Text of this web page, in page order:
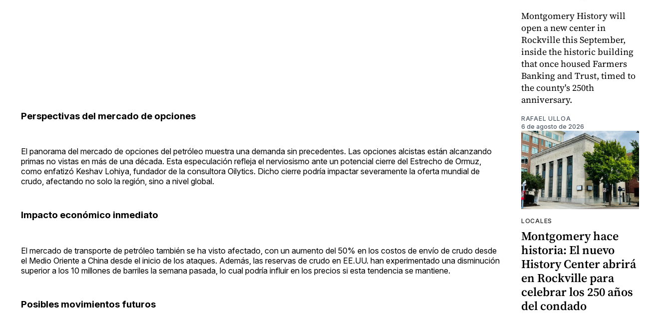
Perspectivas del mercado de opciones
El panorama del mercado de opciones del petróleo muestra una demanda sin precedentes. Las opciones alcistas están alcanzando
primas no vistas en más de una década. Esta especulación refleja el nerviosismo ante un potencial cierre del Estrecho de Ormuz,
como enfatizó Keshav Lohiya, fundador de la consultora Oilytics. Dicho cierre podría impactar severamente la oferta mundial de
crudo, afectando no solo la región, sino a nivel global.
Impacto económico inmediato
El mercado de transporte de petróleo también se ha visto afectado, con un aumento del 50% en los costos de envío de crudo desde
el Medio Oriente a China desde el inicio de los ataques. Además, las reservas de crudo en EE.UU. han experimentado una disminución
superior a los 10 millones de barriles la semana pasada, lo cual podría influir en los precios si esta tendencia se mantiene.
Posibles movimientos futuros
Montgomery History will
open a new center in
Rockville this September,
inside the historic building
that once housed Farmers
Banking and Trust, timed to
the county's 250th
anniversary.
RAFAEL ULLOA
6 de agosto de 2026
LOCALES
Montgomery hace
historia: El nuevo
History Center abrirá
en Rockville para
celebrar los 250 años
del condado